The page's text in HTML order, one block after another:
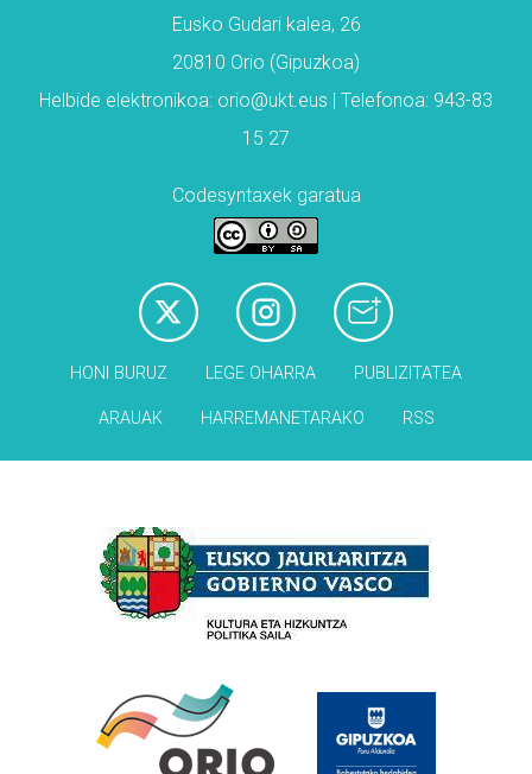
Eusko Gudari kalea, 26
20810 Orio (Gipuzkoa)
Helbide elektronikoa: orio@ukt.eus | Telefonoa: 943-83
15 27
Codesyntaxek garatua
HONI BURUZ LEGE OHARRA PUBLIZITATEA
ARAUAK HARREMANETARAKO RSS